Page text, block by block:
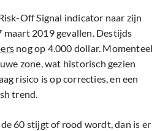
Off Signal indicator naar zijn
maart 2019 gevallen. Destijds
nog op 4.000 dollar. Momenteel
zone, wat historisch gezien
risico is op correcties, en een
trend.
60 stijgt of rood wordt, dan is er